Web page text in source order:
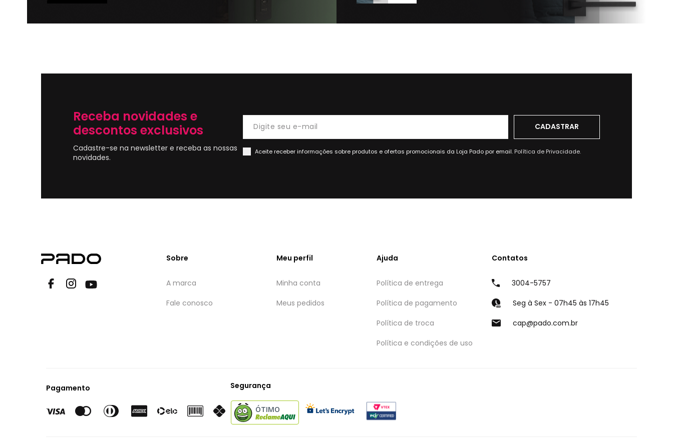
Receba novidades e
descontos exclusivos
Cadastre-se na newsletter e receba as nossas
novidades.
Aceite receber informações sobre produtos e ofertas promocionais da Loja Pado por email. Política de Privacidade.
Sobre
A marca
Fale conosco
Meu perfil
Minha conta
Meus pedidos
Ajuda
Política de entrega
Política de pagamento
Política de troca
Política e condições de uso
Contatos
3004-5757
Seg à Sex - 07h45 às 17h45
cap@pado.com.br
Pagamento Segurança
ÓTIMO